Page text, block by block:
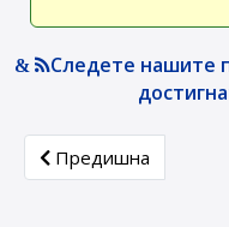
Следете нашите
Previous article:
Предишна